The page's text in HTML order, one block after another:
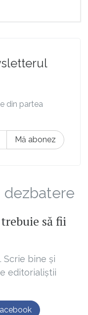
din partea
Mă abonez
dezbatere
să fii
Scrie bine și
editorialiștii